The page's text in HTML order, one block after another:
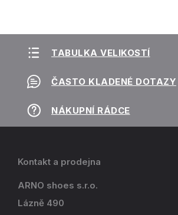
TABULKA VELIKOSTÍ
ČASTO KLADENÉ DOTAZY
NÁKUPNÍ RÁDCE
Kontakt a prodejna
ARNO shoes s.r.o.
Lázně 490